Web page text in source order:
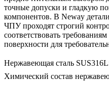
точные допуски и гладкую
компонентов. В Neway
ЧПУпроходят строгий
соответствовать
поверхности для
Нержавеющая сталь
Химический состав